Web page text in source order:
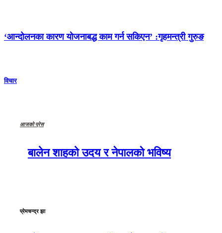
‘आन्दोलनका कारण योजनाबद्ध काम गर्न सकिएन’ :गृहमन्त्री गुरुङ
विचार
आजको प्रेस
बालेन शाहको उदय र नेपालको भविष्य
प्रेमचन्द्र झा